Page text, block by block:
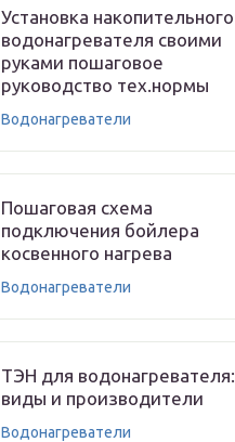
Установка накопительного
водонагревателя своими
руками пошаговое
руководство тех.нормы
Водонагреватели
Пошаговая схема
подключения бойлера
косвенного нагрева
Водонагреватели
ТЭН для водонагревателя:
виды и производители
Водонагреватели